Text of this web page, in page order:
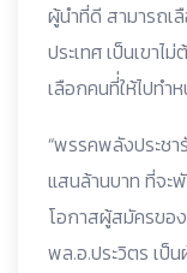
ผู้นำที่ดี สามารถเ
ประเทศ เป็นเขาไ
เลือกคนที่่ให้ไปทำ
“พรรคพลังประช
แสนล้านบาท ที่จะ
โอกาสผู้สมัครของ
พล.อ.ประวิตร เป็